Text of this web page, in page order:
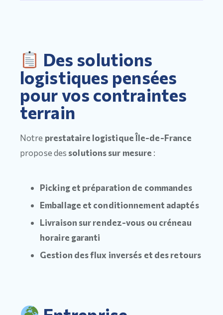
Des solutions
logistiques pensées
pour vos contraintes
terrain
Notre prestataire logistique Île-de-France
propose des solutions sur mesure :
Picking et préparation de commandes
Emballage et conditionnement adaptés
Livraison sur rendez-vous ou créneau
horaire garanti
Gestion des flux inversés et des retours